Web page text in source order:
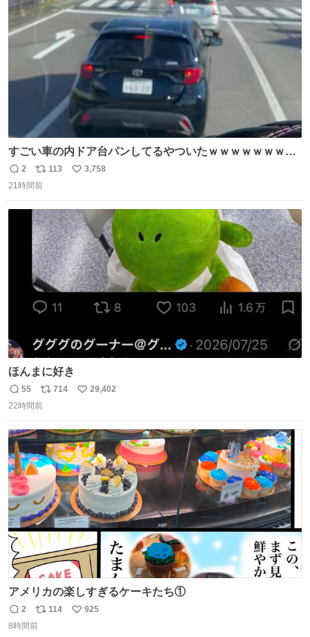
汗臭不安を解消。
数
すごい車の内ドア台パンしてるやついたｗｗｗｗｗｗｗｗ
ｗｗｗｗｗｗ
返
信
2
リ
ポ
ト
数
113
い
数
3,758
21時間前
ほんまに好き
返
信
55
リ
ポ
ト
数
714
い
数
29,402
22時間前
アメリカの楽しすぎるケーキたち①
返
信
2
リ
ポ
114
い
925
8時間前